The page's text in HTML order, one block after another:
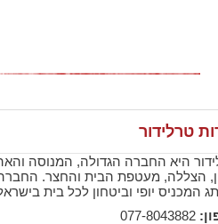
טרלידור
היא החברה הגדולה, המנוסה
הצללה, מעטפת הבית והחצר.
המכניס יופי וביטחון לכל בית
077-8043882